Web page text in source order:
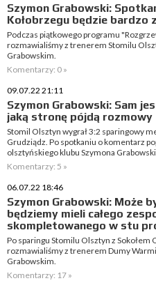
Szymon Grabowski:
Kołobrzegu będzie bardzo
Podczas piątkowego programu
rozmawialiśmy z trenerem Stomilu
Grabowskim.
Komentarzy: 0 »
09.07.22 21:11
Szymon Grabowski: Sam
jaką stronę pójdą rozmowy
Stomil Olsztyn wygrał 3:2 sparingowy
Grudziądz. Po spotkaniu o komentarz
olsztyńskiego klubu Szymona
Komentarzy: 5 »
06.07.22 18:46
Szymon Grabowski: Może
będziemy mieli całego
skompletowanego w stu
Po sparingu Stomilu Olsztyn z Sokołem
rozmawialiśmy z trenerem Dumy
Grabowskim.
Komentarzy: 17 »